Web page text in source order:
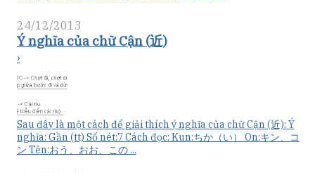
24/12/2013
Ý nghĩa của chữ Cận (近)
›
Sau đây là một cách để giải thích ý nghĩa của chữ Cận (近): Ý
nghĩa: Gần (tt) Số nét:7 Cách đọc: Kun:ちか（い） On:キン、コ
ン Tên:おう、おお、この ...